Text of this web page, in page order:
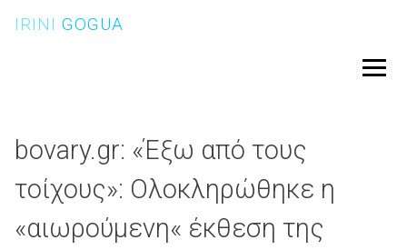
to
IRINI GOGUA
bovary.gr: «Έξω από τους
τοίχους»: Ολοκληρώθηκε η
«αιωρούμενη« έκθεση της